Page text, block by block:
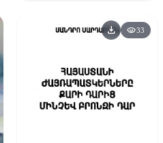
download visibility33